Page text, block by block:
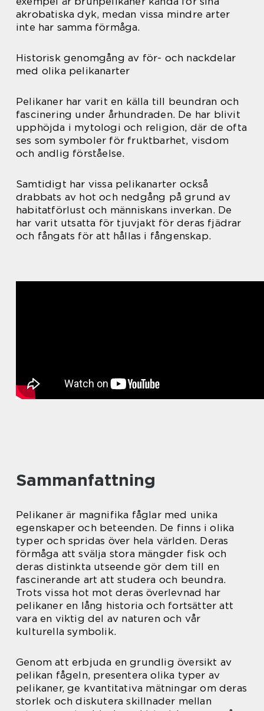
akrobatiska dyk, medan vissa mindre arter
inte har samma förmåga.
Historisk genomgång av för- och nackdelar
med olika pelikanarter
Pelikaner har varit en källa till beundran och
fascinering under århundraden. De har blivit
upphöjda i mytologi och religion, där de ofta
ses som symboler för fruktbarhet, visdom
och andlig förståelse.
Samtidigt har vissa pelikanarter också
drabbats av hot och nedgång på grund av
habitatförlust och människans inverkan. De
har varit utsatta för tjuvjakt för deras fjädrar
och fångats för att hållas i fångenskap.
Sammanfattning
Pelikaner är magnifika fåglar med unika
egenskaper och beteenden. De finns i olika
typer och spridas över hela världen. Deras
förmåga att svälja stora mängder fisk och
deras distinkta utseende gör dem till en
fascinerande art att studera och beundra.
Trots vissa hot mot deras överlevnad har
pelikaner en lång historia och fortsätter att
vara en viktig del av naturen och vår
kulturella symbolik.
Genom att erbjuda en grundlig översikt av
pelikan fågeln, presentera olika typer av
pelikaner, ge kvantitativa mätningar om deras
storlek och diskutera skillnader mellan